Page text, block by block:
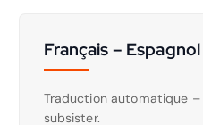
Français – Espagnol
Traduction automatique
subsister.